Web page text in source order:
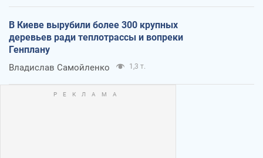
В Киеве вырубили более 300 крупных
деревьев ради теплотрассы и вопреки
Генплану
Владислав Самойленко 1,3 т.